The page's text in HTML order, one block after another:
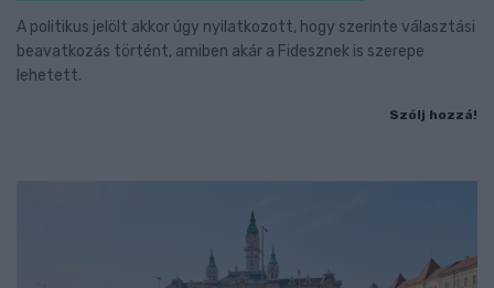
A politikus jelölt akkor úgy nyilatkozott, hogy szerinte választási
beavatkozás történt, amiben akár a Fidesznek is szerepe
lehetett.
Szólj hozzá!